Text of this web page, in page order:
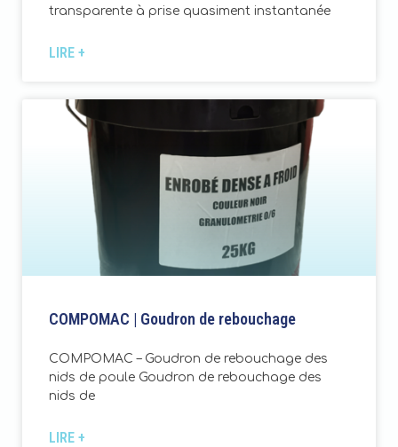
transparente à prise quasiment instantanée
LIRE +
COMPOMAC | Goudron de rebouchage
COMPOMAC – Goudron de rebouchage des
nids de poule Goudron de rebouchage des
nids de
LIRE +